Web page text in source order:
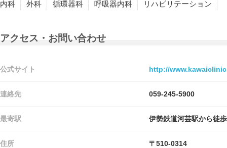
内科 外科 循環器科 呼吸器内科 リハビリテーション
アクセス・お問い合わせ
公式サイト http://
連絡先 059-245-5900
最寄駅 伊勢鉄道河芸駅から徒
住所
〒510-0314